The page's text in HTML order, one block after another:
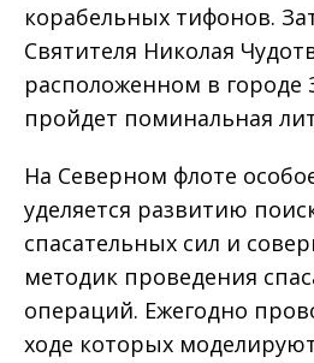
корабельных тифонов.
Святителя Николая
расположенном в городе
пройдет поминальная
На Северном флоте
уделяется развитию
спасательных сил и
методик проведения
операций. Ежегодно
ходе которых